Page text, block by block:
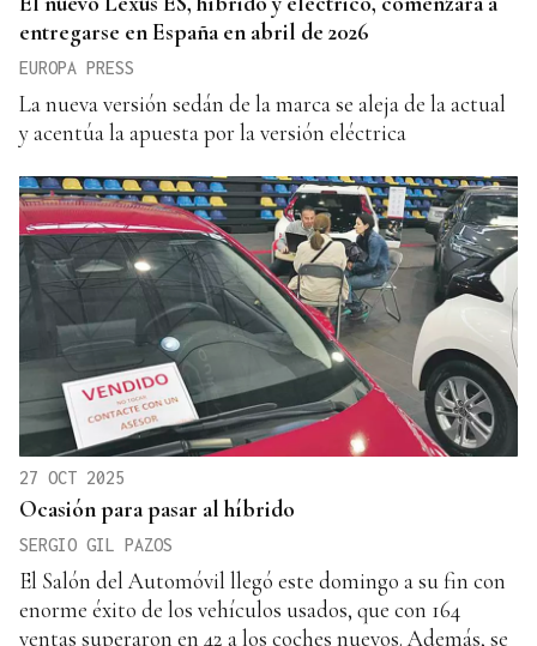
entregarse en España en abril de 2026
EUROPA PRESS
La nueva versión sedán de la marca se aleja de la actual
y acentúa la apuesta por la versión eléctrica
27 OCT 2025
Ocasión para pasar al híbrido
SERGIO GIL PAZOS
El Salón del Automóvil llegó este domingo a su fin con
enorme éxito de los vehículos usados, que con 164
ventas superaron en 42 a los coches nuevos. Además, se